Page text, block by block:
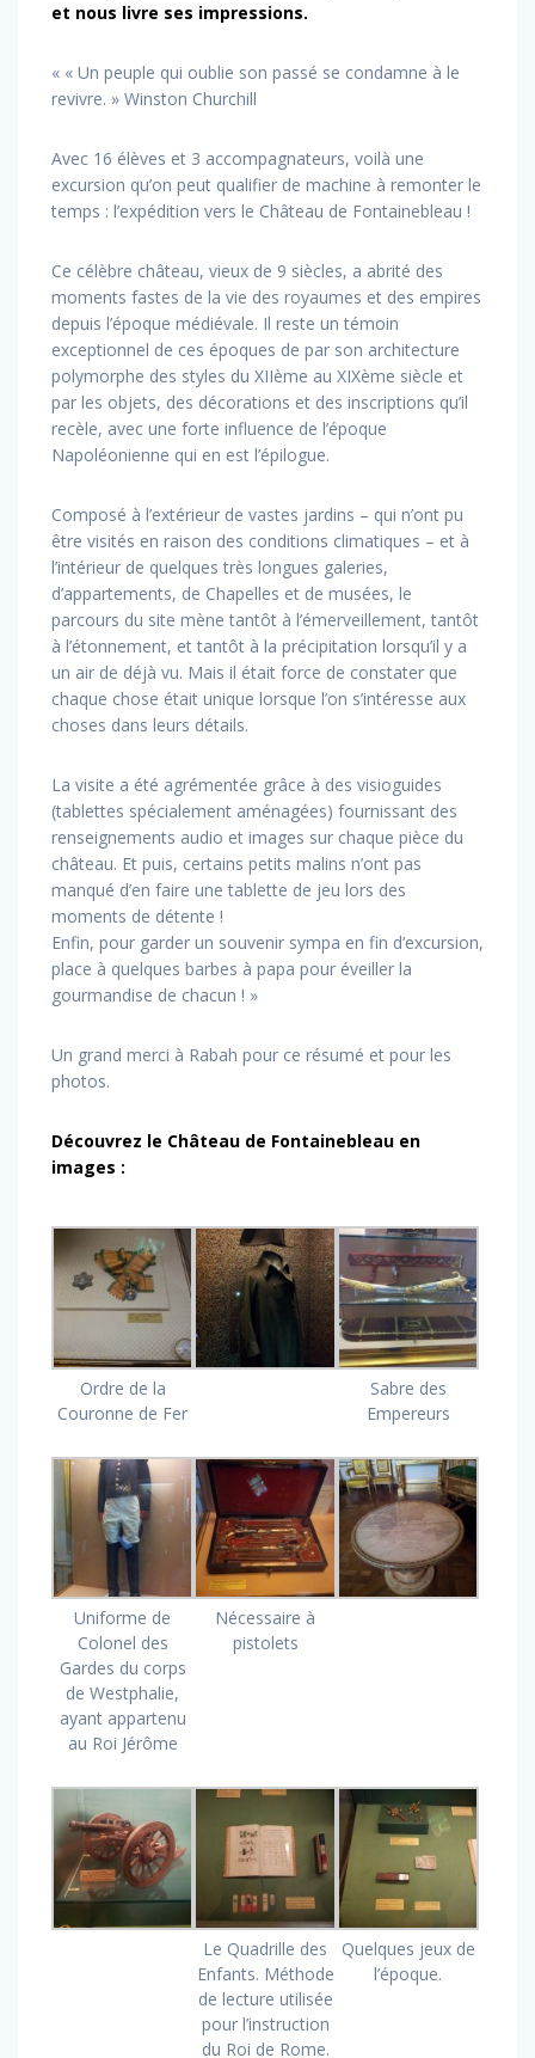
et nous livre ses impressions.
« « Un peuple qui oublie son passé se condamne à le
revivre. » Winston Churchill
Avec 16 élèves et 3 accompagnateurs, voilà une
excursion qu’on peut qualifier de machine à remonter le
temps : l’expédition vers le Château de Fontainebleau !
Ce célèbre château, vieux de 9 siècles, a abrité des
moments fastes de la vie des royaumes et des empires
depuis l’époque médiévale. Il reste un témoin
exceptionnel de ces époques de par son architecture
polymorphe des styles du XIIème au XIXème siècle et
par les objets, des décorations et des inscriptions qu’il
recèle, avec une forte influence de l’époque
Napoléonienne qui en est l’épilogue.
Composé à l’extérieur de vastes jardins – qui n’ont pu
être visités en raison des conditions climatiques – et à
l’intérieur de quelques très longues galeries,
d’appartements, de Chapelles et de musées, le
parcours du site mène tantôt à l’émerveillement, tantôt
à l’étonnement, et tantôt à la précipitation lorsqu’il y a
un air de déjà vu. Mais il était force de constater que
chaque chose était unique lorsque l’on s’intéresse aux
choses dans leurs détails.
La visite a été agrémentée grâce à des visioguides
(tablettes spécialement aménagées) fournissant des
renseignements audio et images sur chaque pièce du
château. Et puis, certains petits malins n’ont pas
manqué d’en faire une tablette de jeu lors des
moments de détente !
Enfin, pour garder un souvenir sympa en fin d’excursion,
place à quelques barbes à papa pour éveiller la
gourmandise de chacun ! »
Un grand merci à Rabah pour ce résumé et pour les
photos.
Découvrez le Château de Fontainebleau en
images :
Ordre de la
Couronne de Fer
Sabre des
Empereurs
Uniforme de
Colonel des
Gardes du corps
de Westphalie,
ayant appartenu
au Roi Jérôme
Nécessaire à
pistolets
Le Quadrille des
Enfants. Méthode
de lecture utilisée
pour l’instruction
du Roi de Rome.
Quelques jeux de
l’époque.